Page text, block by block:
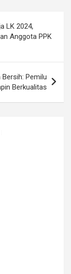
LK 2024,
Anggota PPK
Pemilu
Berkualitas